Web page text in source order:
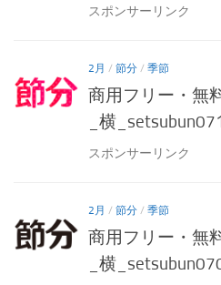
スポンサーリンク
2月 / 節分 / 季節
商用フリー・無
_横
スポンサーリンク
2月 / 節分 / 季節
商用フリー・無
_横